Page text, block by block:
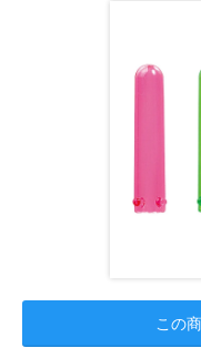
この